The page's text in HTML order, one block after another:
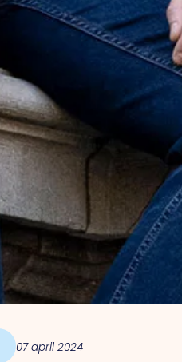
07 april 2024